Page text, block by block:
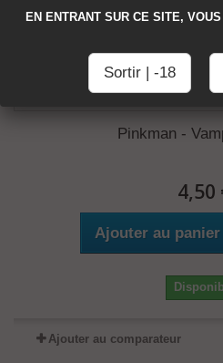
Pinkman -
4,50
Ajouter au panier
Ajouter au comparateur
EN ENTRANT SUR CE SITE,
Sortir | -18